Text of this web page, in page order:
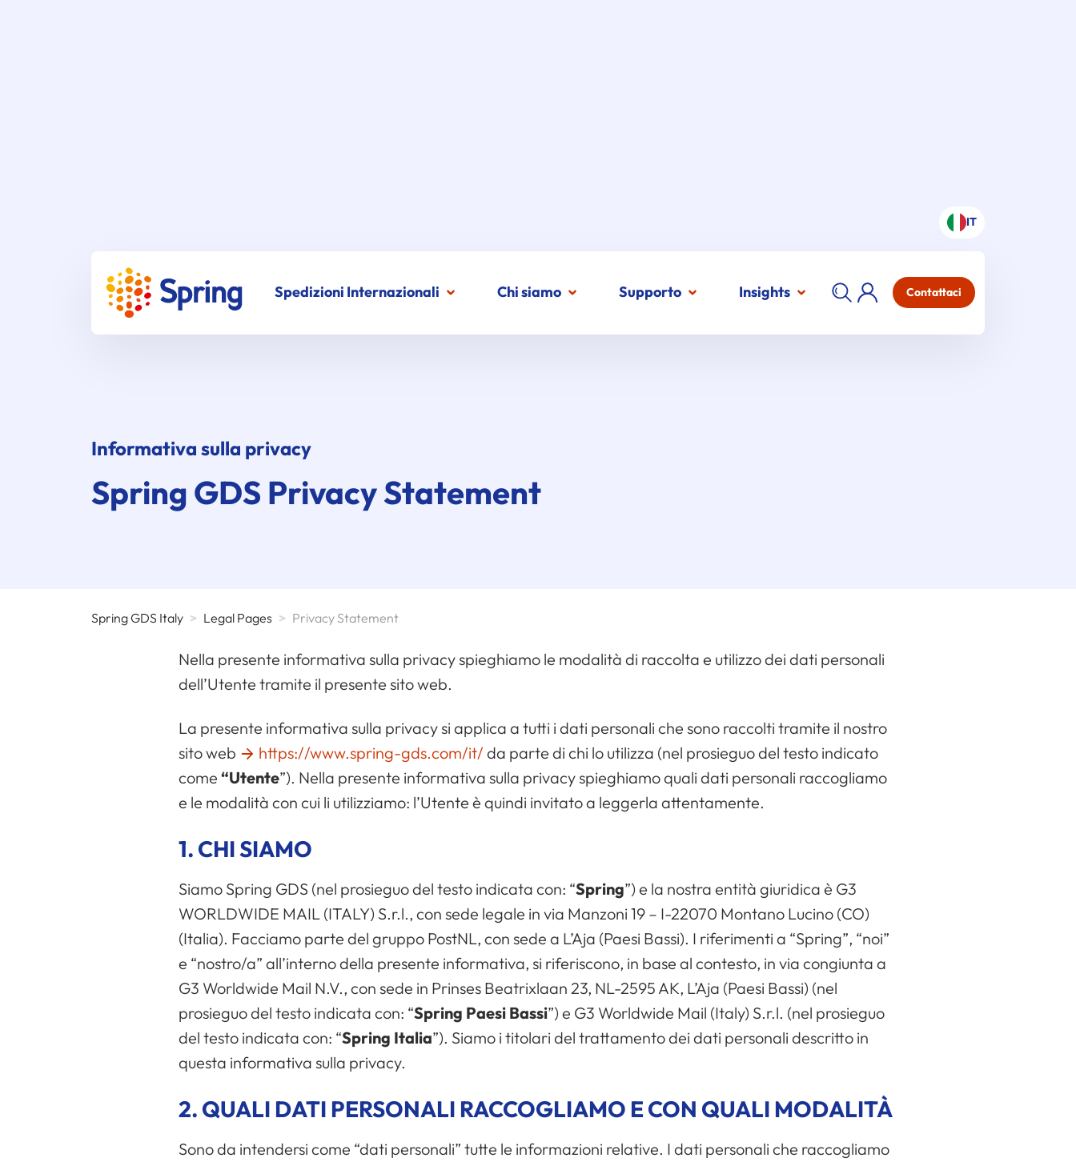
Spedizioni Internazionali Chi siamo Supporto Insights Contattaci
IT
Informativa sulla privacy
Spring GDS Privacy Statement
Spring GDS Italy > Legal Pages > Privacy Statement
Nella presente informativa sulla privacy spieghiamo le modalità di raccolta e utilizzo dei dati personali
dell’Utente tramite il presente sito web.
La presente informativa sulla privacy si applica a tutti i dati personali che sono raccolti tramite il nostro
sito web
https://www.spring-gds.com/it/ da parte di chi lo utilizza (nel prosieguo del testo indicato
come “Utente”). Nella presente informativa sulla privacy spieghiamo quali dati personali raccogliamo
e le modalità con cui li utilizziamo: l’Utente è quindi invitato a leggerla attentamente.
1. CHI SIAMO
Siamo Spring GDS (nel prosieguo del testo indicata con: “Spring”) e la nostra entità giuridica è G3
WORLDWIDE MAIL (ITALY) S.r.l., con sede legale in via Manzoni 19 – I-22070 Montano Lucino (CO)
(Italia). Facciamo parte del gruppo PostNL, con sede a L’Aja (Paesi Bassi). I riferimenti a “Spring”, “noi”
e “nostro/a” all’interno della presente informativa, si riferiscono, in base al contesto, in via congiunta a
G3 Worldwide Mail N.V., con sede in Prinses Beatrixlaan 23, NL-2595 AK, L’Aja (Paesi Bassi) (nel
prosieguo del testo indicata con: “Spring Paesi Bassi”) e G3 Worldwide Mail (Italy) S.r.l. (nel prosieguo
del testo indicata con: “Spring Italia”). Siamo i titolari del trattamento dei dati personali descritto in
questa informativa sulla privacy.
2. QUALI DATI PERSONALI RACCOGLIAMO E CON QUALI MODALITÀ
Sono da intendersi come “dati personali” tutte le informazioni relative. I dati personali che raccogliamo